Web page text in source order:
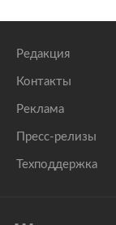
Редакция
Контакты
Реклама
Пресс-релизы
Техподдержка